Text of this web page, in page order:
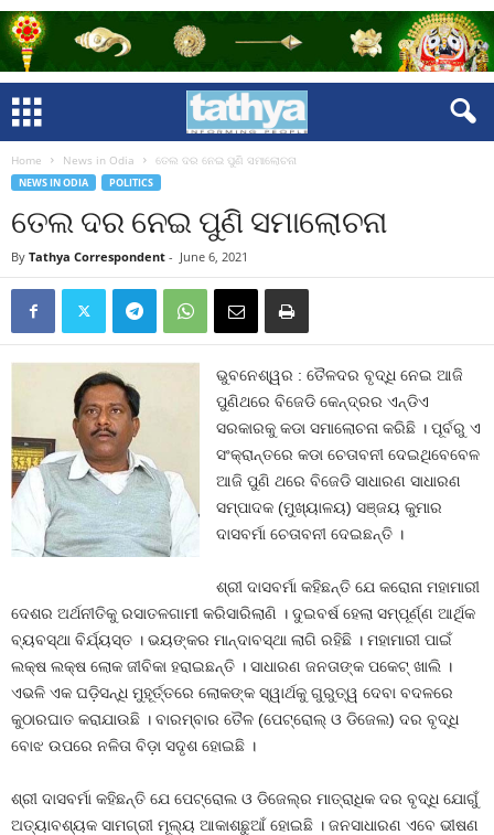
Home News in Odia ତେଲ ଦର ନେଇ ପୁଣି ସମାଲୋଚନା
NEWS IN ODIA POLITICS
ତେଲ ଦର ନେଇ ପୁଣି ସମାଲୋଚନା
By Tathya Correspondent - June 6, 2021
ଭୁବନେଶ୍ୱର : ତୈଳଦର ବୃଦ୍ଧି ନେଇ ଆଜି
ପୁଣିଥରେ ବିଜେଡି କେନ୍ଦ୍ରର ଏନ୍‍ଡିଏ
ସରକାରକୁ କଡା ସମାଲୋଚନା କରିଛି । ପୂର୍ବରୁ ଏ
ସଂକ୍ରାନ୍ତରେ କଡା ଚେତାବନୀ ଦେଇଥିବେବେଳ
ଆଜି ପୁଣି ଥରେ ବିଜେଡି ସାଧାରଣ ସାଧାରଣ
ସମ୍ପାଦକ (ମୁଖ୍ୟାଳୟ) ସଞ୍ଜୟ କୁମାର
ଦାସବର୍ମା ଚେତାବନୀ ଦେଇଛନ୍ତି ।
ଶ୍ରୀ ଦାସବର୍ମା କହିଛନ୍ତି ଯେ କରୋନା ମହାମାରୀ
ଦେଶର ଅର୍ଥନୀତିକୁ ରସାତଳଗାମୀ କରିସାରିଲାଣି । ଦୁଇବର୍ଷ ହେଲା ସମ୍ପୂର୍ଣ୍ଣ ଆର୍ଥିକ
ବ୍ୟବସ୍ଥା ବିର୍ଯ୍ୟସ୍ତ । ଭୟଙ୍କର ମାନ୍ଦାବସ୍ଥା ଲାଗି ରହିଛି । ମହାମାରୀ ପାଇଁ
ଲକ୍ଷ ଲକ୍ଷ ଲୋକ ଜୀବିକା ହରାଇଛନ୍ତି । ସାଧାରଣ ଜନତାଙ୍କ ପକେଟ୍ ଖାଲି ।
ଏଭଳି ଏକ ଘଡ଼ିସନ୍ଧି ମୁହୂର୍ତ୍ତରେ ଲୋକଙ୍କ ସ୍ୱାର୍ଥକୁ ଗୁରୁତ୍ୱ ଦେବା ବଦଳରେ
କୁଠାରଘାତ କରାଯାଉଛି । ବାରମ୍ବାର ତୈଳ (ପେଟ୍ରୋଲ୍ ଓ ଡିଜେଲ) ଦର ବୃଦ୍ଧି
ବୋଝ ଉପରେ ନଳିତା ବିଡ଼ା ସଦୃଶ ହୋଇଛି ।
ଶ୍ରୀ ଦାସବର୍ମା କହିଛନ୍ତି ଯେ ପେଟ୍ରୋଲ ଓ ଡିଜେଲ୍‌ର ମାତ୍ରାଧିକ ଦର ବୃଦ୍ଧି ଯୋଗୁଁ
ଅତ୍ୟାବଶ୍ୟକ ସାମଗ୍ରୀ ମୂଲ୍ୟ ଆକାଶଛୁଆଁ ହୋଇଛି । ଜନସାଧାରଣ ଏବେ ଭୀଷଣ